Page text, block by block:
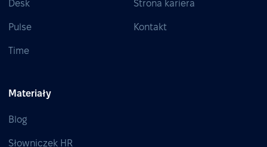
Desk
Pulse
Time
Strona kariera
Kontakt
Materiały
Blog
Słowniczek HR